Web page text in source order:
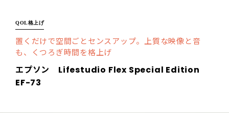
QOL格上げ
置くだけで空間ごとセンスアップ。上質な映像と音
も、くつろぎ時間を格上げ
エプソン Lifestudio Flex Special Edition
EF-73